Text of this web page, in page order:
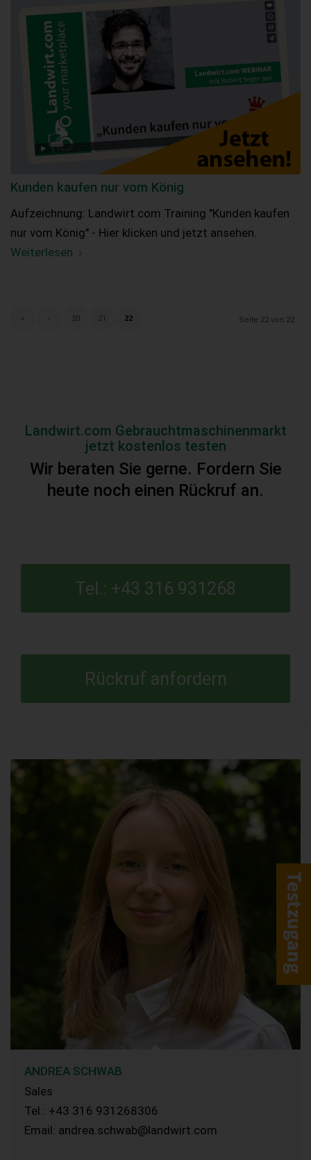
Kunden kaufen nur vom König
Aufzeichnung: Landwirt.com Training "Kunden kaufen
nur vom König" - Hier klicken und jetzt ansehen.
Weiterlesen
Seite 22 von 22
« ‹ 20 21 22
Landwirt.com Gebrauchtmaschinenmarkt
jetzt kostenlos testen
Wir beraten Sie gerne. Fordern Sie
heute noch einen Rückruf an.
Tel.: +43 316 931268
Rückruf anfordern
ANDREA SCHWAB
Sales
Tel.: +43 316 931268306
Email: andrea.schwab@landwirt.com